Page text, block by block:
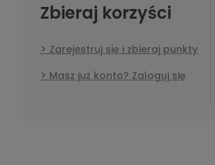
Zbieraj korzyści
Zarejestruj się i zbieraj punkty
Masz już konto? Zaloguj się